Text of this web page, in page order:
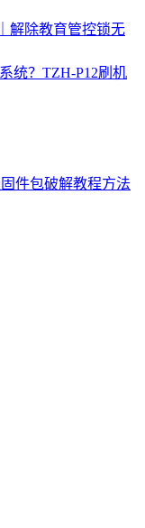
解除教育管控锁无
统？TZH-P12刷机
件包破解教程方法